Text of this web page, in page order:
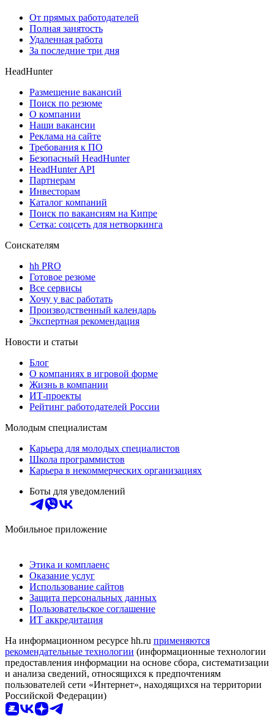
От прямых работодателей
Полная занятость
Удаленная работа
За последние три дня
HeadHunter
Размещение вакансий
Поиск по резюме
О компании
Наши вакансии
Реклама на сайте
Требования к ПО
Безопасный HeadHunter
HeadHunter API
Партнерам
Инвесторам
Каталог компаний
Поиск по вакансиям на Кипре
Сетка: соцсеть для нетворкинга
Соискателям
hh PRO
Готовое резюме
Все сервисы
Хочу у вас работать
Производственный календарь
Экспертная рекомендация
Новости и статьи
Блог
О компаниях в игровой форме
Жизнь в компании
ИТ-проекты
Рейтинг работодателей России
Молодым специалистам
Карьера для молодых специалистов
Школа программистов
Карьера в некоммерческих организациях
Боты для уведомлений
Мобильное приложение
Этика и комплаенс
Оказание услуг
Использование сайтов
Защита персональных данных
Пользовательское соглашение
ИТ аккредитация
На информационном ресурсе hh.ru применяются
рекомендательные технологии (информационные технологии
предоставления информации на основе сбора, систематизации
и анализа сведений, относящихся к предпочтениям
пользователей сети «Интернет», находящихся на территории
Российской Федерации)